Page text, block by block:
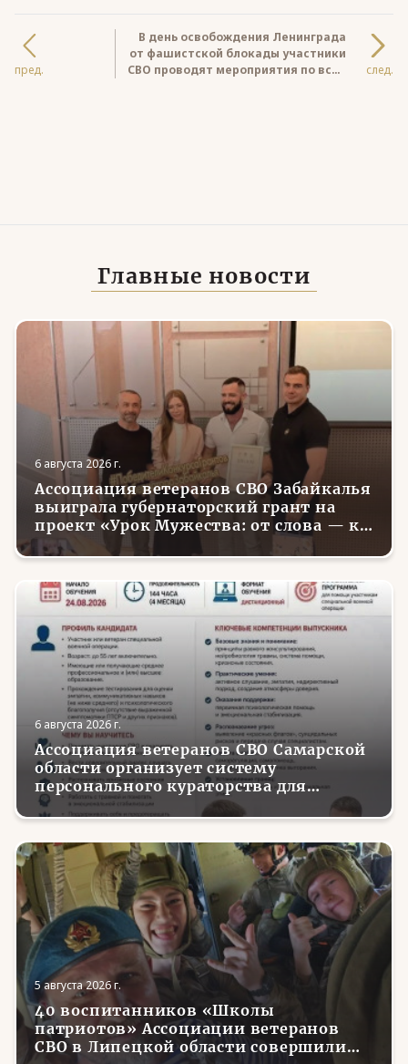
пред.
В день освобождения Ленинграда
от фашистской блокады участники
СВО проводят мероприятия по всей
след.
Главные новости
6 августа 2026 г.
Ассоциация ветеранов СВО Забайкалья
выиграла губернаторский грант на
проект «Урок Мужества: от слова — к
делу»
6 августа 2026 г.
Ассоциация ветеранов СВО Самарской
области организует систему
персонального кураторства для
трудоустройства и социализации
вернувшихся с фронта бойцов
5 августа 2026 г.
40 воспитанников «Школы
патриотов» Ассоциации ветеранов
СВО в Липецкой области совершили